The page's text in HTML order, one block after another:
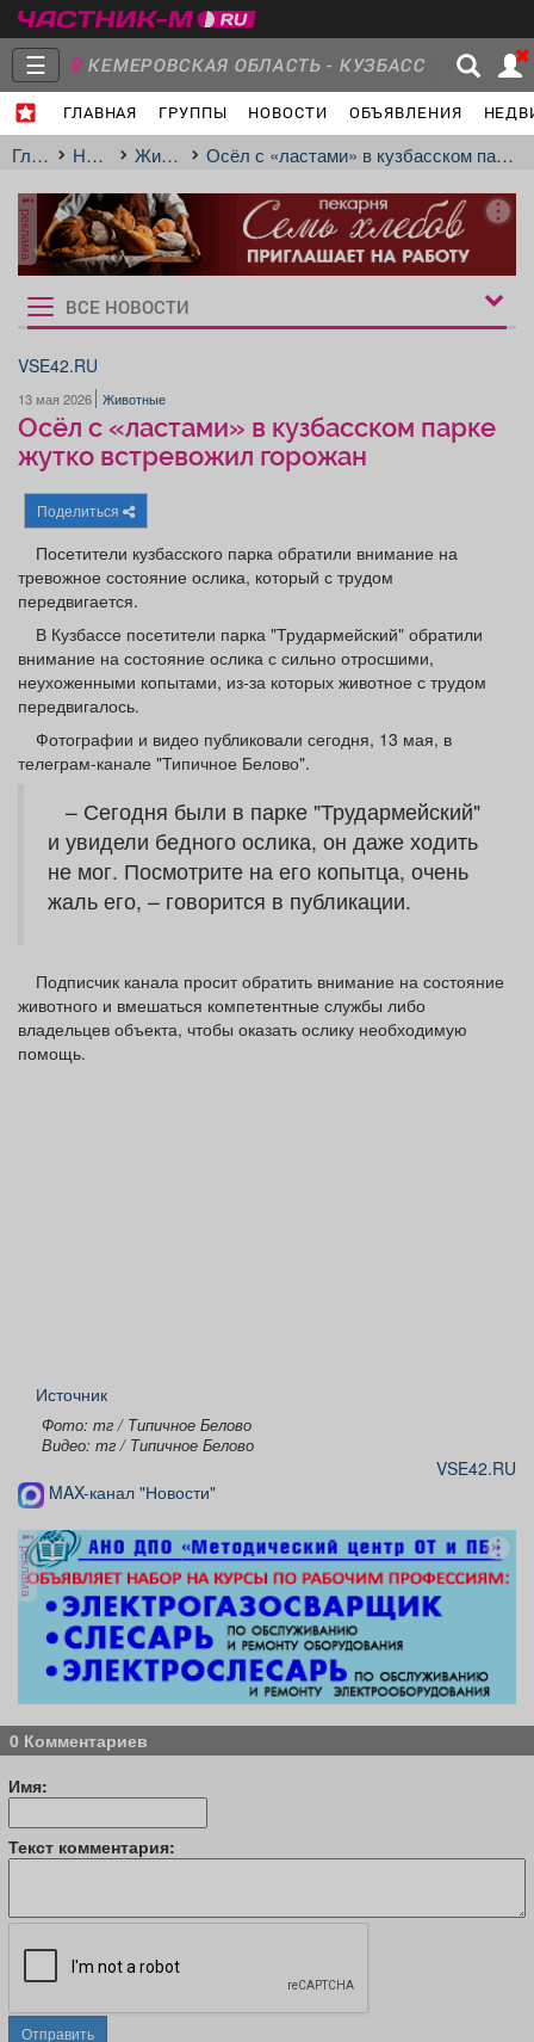
☰ КЕМЕРОВСКАЯ ОБЛАСТЬ - КУЗБАСС
ГЛАВНАЯ ГРУППЫ НОВОСТИ ОБЪЯВЛЕНИЯ
Главная
Группы Новости
Объявления Недвижимость Услуги
Работа
Афиша Обучение Проекты
Товары Поздравления Погода
ТВ программа Я - пенсионер
Главная Новости Животные Осёл с «ластами» в кузбасском парке жутко встревожил горожан
реклама
Рукбрики
новостей
ВСЕ НОВОСТИ
VSE42.RU
13 мая 2026 Животные
Осёл с «ластами» в кузбасском парке
жутко встревожил горожан
Поделиться
Посетители кузбасского парка обратили внимание на
тревожное состояние ослика, который с трудом
передвигается.
В Кузбассе посетители парка "Трудармейский" обратили
внимание на состояние ослика с сильно отросшими,
неухоженными копытами, из-за которых животное с трудом
передвигалось.
Фотографии и видео публиковали сегодня, 13 мая, в
телеграм-канале "Типичное Белово".
– Сегодня были в парке "Трудармейский"
и увидели бедного ослика, он даже ходить
не мог. Посмотрите на его копытца, очень
жаль его, – говорится в публикации.
Подписчик канала просит обратить внимание на состояние
животного и вмешаться компетентные службы либо
владельцев объекта, чтобы оказать ослику необходимую
помощь.
Источник
Фото: тг / Типичное Белово
Видео: тг / Типичное Белово
VSE42.RU
MAX-канал "Новости"
реклама
0 Комментариев
Имя:
Текст комментария:
Отправить